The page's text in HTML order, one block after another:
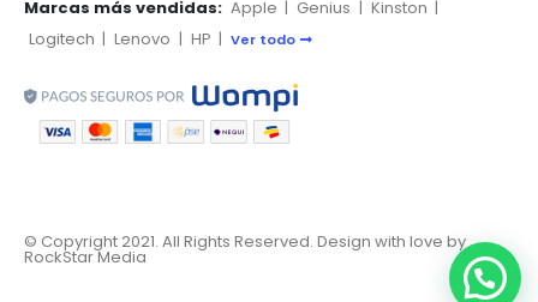
Marcas más vendidas: Apple | Genius | Kinston |
Logitech | Lenovo | HP | Ver todo
© Copyright 2021. All Rights Reserved. Design with love by
RockStar Media